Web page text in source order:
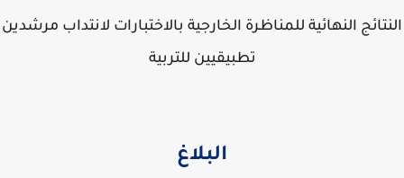
النهائية للمناظرة الخارجية بالاختبارات لانتداب مرشدين
تطبيقيين للتربية
البلاغ